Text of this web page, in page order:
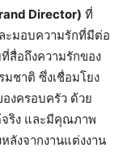
Director) ที่
ะมอบความรักที่มีต่อ
สื่อถึงความรักของ
มชาติ ซึ่งเชื่อมโยง
งครอบครัว ด้วย
ริง และมีคุณภาพ
ลังจากงานแต่งงาน